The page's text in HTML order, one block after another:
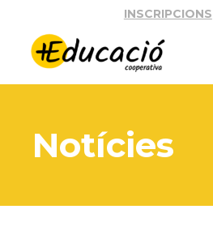
contingut
INSCRIPCIONS
Notícies